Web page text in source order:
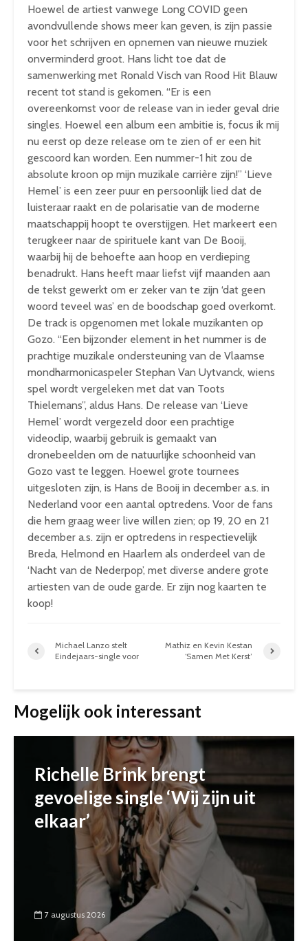
Hoewel de artiest vanwege Long COVID geen
avondvullende shows meer kan geven, is zijn passie
voor het schrijven en opnemen van nieuwe muziek
onverminderd groot. Hans licht toe dat de
samenwerking met Ronald Visch van Rood Hit Blauw
recent tot stand is gekomen. “Er is een
overeenkomst voor de release van in ieder geval drie
singles. Hoewel een album een ambitie is, focus ik mij
nu eerst op deze release om te zien of er een hit
gescoord kan worden. Een nummer-1 hit zou de
absolute kroon op mijn muzikale carrière zijn!” ‘Lieve
Hemel’ is een zeer puur en persoonlijk lied dat de
luisteraar raakt en de polarisatie van de moderne
maatschappij hoopt te overstijgen. Het markeert een
terugkeer naar de spirituele kant van De Booij,
waarbij hij de behoefte aan hoop en verdieping
benadrukt. Hans heeft maar liefst vijf maanden aan
de tekst gewerkt om er zeker van te zijn ‘dat geen
woord teveel was’ en de boodschap goed overkomt.
De track is opgenomen met lokale muzikanten op
Gozo. “Een bijzonder element in het nummer is de
prachtige muzikale ondersteuning van de Vlaamse
mondharmonicaspeler Stephan Van Uytvanck, wiens
spel wordt vergeleken met dat van Toots
Thielemans”, aldus Hans. De release van ‘Lieve
Hemel’ wordt vergezeld door een prachtige
videoclip, waarbij gebruik is gemaakt van
dronebeelden om de natuurlijke schoonheid van
Gozo vast te leggen. Hoewel grote tournees
uitgesloten zijn, is Hans de Booij in december a.s. in
Nederland voor een aantal optredens. Voor de fans
die hem graag weer live willen zien; op 19, 20 en 21
december a.s. zijn er optredens in respectievelijk
Breda, Helmond en Haarlem als onderdeel van de
‘Nacht van de Nederpop’, met diverse andere grote
artiesten van de oude garde. Er zijn nog kaarten te
koop!
Michael Lanzo stelt
Eindejaars-single voor
Mathiz en Kevin Kestan
‘Samen Met Kerst’
Mogelijk ook interessant
Richelle Brink brengt
gevoelige single ‘Wij zijn uit
elkaar’
7 augustus 2026